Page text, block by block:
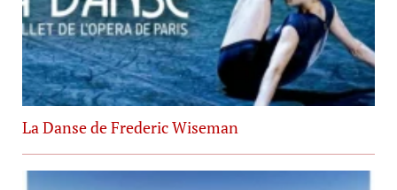
La Danse de Frederic Wiseman